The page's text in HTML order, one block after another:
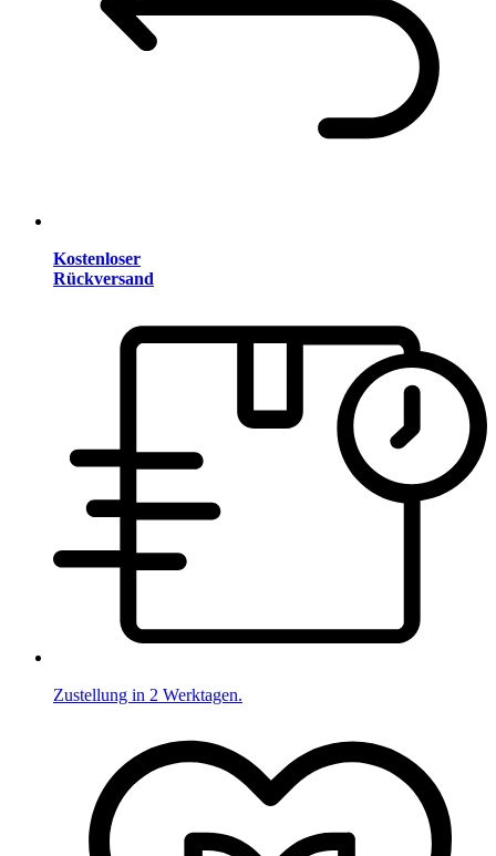
Kostenloser
Rückversand
Zustellung in 2 Werktagen.